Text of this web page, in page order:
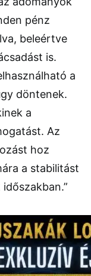
pénz
beleértve
is.
a
döntenek.
a
Az
hoz
a stabilitást